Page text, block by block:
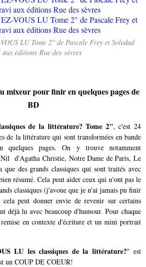
LU Tome 2" de Pascale Frey et Soledad
éditions Rue des sèvres
mixeur pour finir en quelques pages de
BD
de la littérature? Tome 2", c'est 24
de la littérature qui sont transformées en bande
quelques pages. On y trouve notamment
d'Agatha Christie, Notre Dame de Paris, Le
des grands classiques qui sont traités avec
résumé. Cela peut aider ceux qui n'ont pas le
classiques (j'avoue que je n'ai jamais pu finir
peut donner envie de revenir sur certains
déjà lu avec beaucoup d'humour. Pour chaque
en contexte d'écriture et un mini portrait
LU les classiques de la littérature?" est
un COUP DE COEUR!